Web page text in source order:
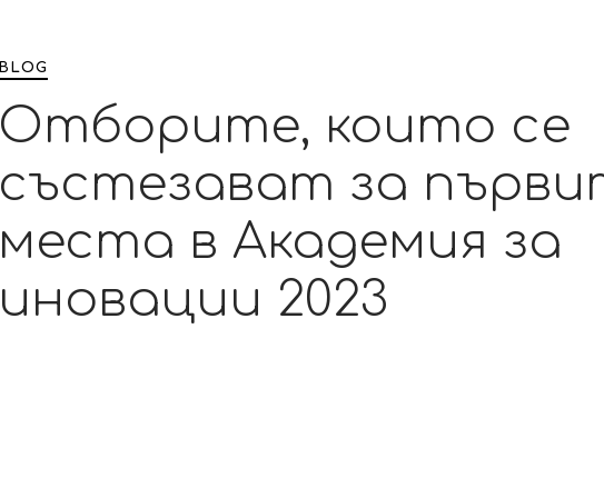
BLOG
Отборите, които се
състезават за
места в Академия за
иновации 2023